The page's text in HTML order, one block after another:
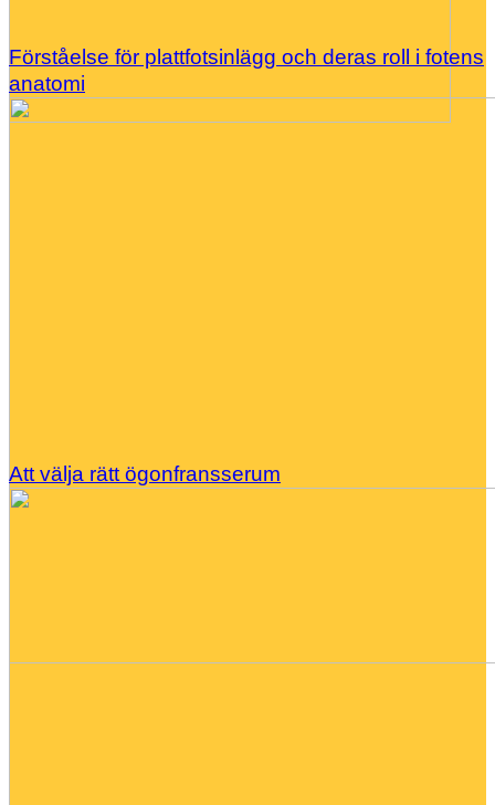
Förståelse för plattfotsinlägg och deras roll i fotens
anatomi
Att välja rätt ögonfransserum